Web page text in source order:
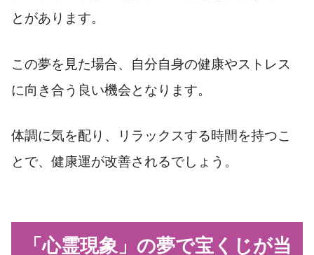
とがあります。
この夢を見た場合、自分自身の健康やストレス
に向き合う良い機会となります。
体調に気を配り、リラックスする時間を持つこ
とで、健康運が改善されるでしょう。
「心霊現象」の夢で宝くじが当